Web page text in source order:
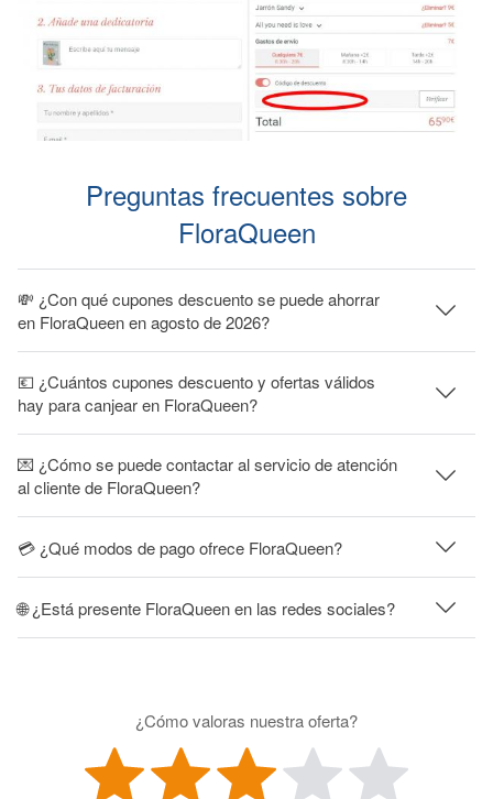
Preguntas frecuentes sobre
FloraQueen
💸 ¿Con qué cupones descuento se puede ahorrar
en FloraQueen en agosto de 2026?
💶 ¿Cuántos cupones descuento y ofertas válidos
hay para canjear en FloraQueen?
💌 ¿Cómo se puede contactar al servicio de atención
al cliente de FloraQueen?
💳 ¿Qué modos de pago ofrece FloraQueen?
🌐 ¿Está presente FloraQueen en las redes sociales?
¿Cómo valoras nuestra oferta?